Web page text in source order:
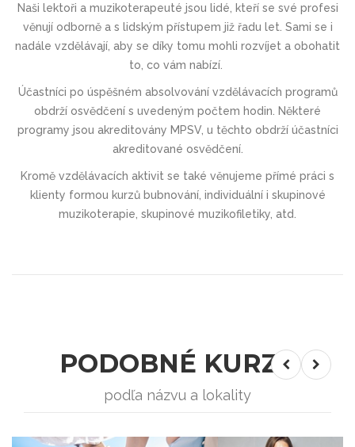
Naši lektoři a muzikoterapeuté jsou lidé, kteří se své profesi
věnují odborně a s lidským přístupem již řadu let. Sami se i
nadále vzdělávají, aby se díky tomu mohli rozvíjet a obohatit
to, co vám nabízí.
Účastníci po úspěšném absolvování vzdělávacích programů
obdrží osvědčení s uvedeným počtem hodin. Některé
programy jsou akreditovány MPSV, u těchto obdrží účastníci
akreditované osvědčení.
Kromě vzdělávacích aktivit se také věnujeme přímé práci s
klienty formou kurzů bubnování, individuální i skupinové
muzikoterapie, skupinové muzikofiletiky, atd.
PODOBNÉ KURZY
podľa názvu a lokality